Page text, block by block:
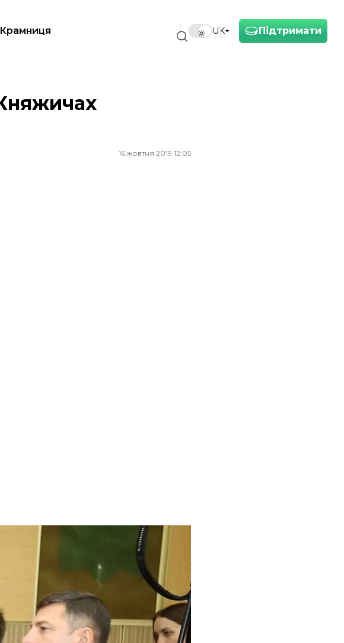
Підтримати
UK
Крамниця
16 жовтня 2019 12:05
у суді, 4 жовтня
справі перестрілки в селищі
не з’явилися потерпілі у справі
Маніци.
пізно отримали
продовжувати судовий